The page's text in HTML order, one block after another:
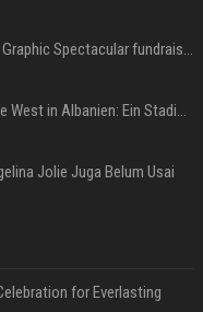
Chappell Roan plans The Super Graphic Spectacular fundraiser in October
Z+ (abopflichtiger Inhalt); Kanye West in Albanien: Ein Stadion für eine Nacht
Jolie Juga Belum Usai
for Everlasting